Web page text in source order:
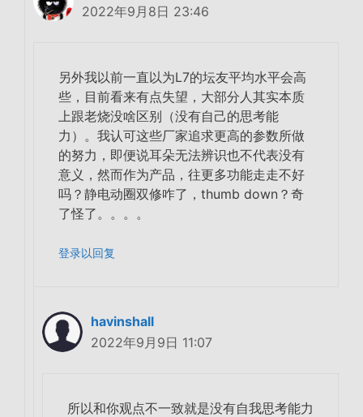
2022年9月8日 23:46
另外我以前一直以为L7的坛友平均水平会高
些，目前看来有点失望，大部分人其实本质
上跟老烧没啥区别（没有自己的思考能
力）。我认可这些厂家追求更高的参数所做
的努力，即便说耳朵无法辨识也不代表没有
意义，然而作为产品，往更多功能走走不好
吗？静电动圈双修咋了，thumb down？奇
了怪了。。。。
登录以回复
havinshall
2022年9月9日 11:07
所以和你观点不一致就是没有自我思考能力